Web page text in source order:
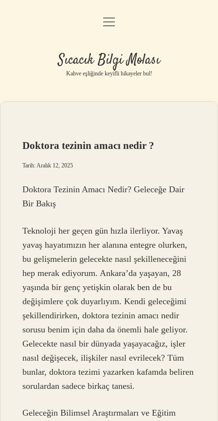
Anasayfa
Yasal Uyarı
menüyü
Sıcacık Bilgi Molası
Kahve eşliğinde keyifli hikayeler bul!
Doktora tezinin amacı nedir ?
Tarih: Aralık 12, 2025
Doktora Tezinin Amacı Nedir? Geleceğe Dair
Bir Bakış
Teknoloji her geçen gün hızla ilerliyor. Yavaş
yavaş hayatımızın her alanına entegre olurken,
bu gelişmelerin gelecekte nasıl şekilleneceğini
hep merak ediyorum. Ankara’da yaşayan, 28
yaşında bir genç yetişkin olarak ben de bu
değişimlere çok duyarlıyım. Kendi geleceğimi
şekillendirirken, doktora tezinin amacı nedir
sorusu benim için daha da önemli hale geliyor.
Gelecekte nasıl bir dünyada yaşayacağız, işler
nasıl değişecek, ilişkiler nasıl evrilecek? Tüm
bunlar, doktora tezimi yazarken kafamda beliren
sorulardan sadece birkaç tanesi.
Geleceğin Bilimsel Araştırmaları ve Eğitim